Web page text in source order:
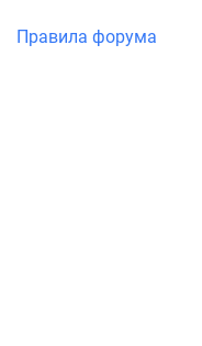
Правила форума